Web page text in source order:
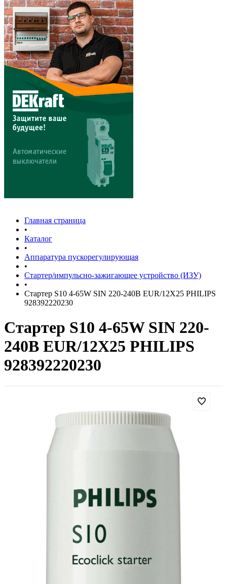
Главная страница
•
Каталог
•
Аппаратура пускорегулирующая
•
Стартер/импульсно-зажигающее устройство (ИЗУ)
•
Стартер S10 4-65W SIN 220-240В EUR/12X25 PHILIPS
928392220230
Стартер S10 4-65W SIN 220-
240В EUR/12X25 PHILIPS
928392220230